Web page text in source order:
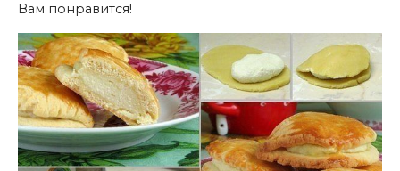
Вам понравится!